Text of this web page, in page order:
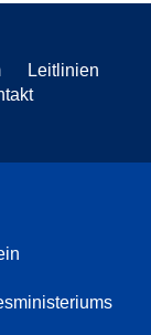
Leitlinien